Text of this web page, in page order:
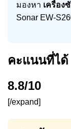
มองหา เครื่อง
Sonar EW-
คะแนนที่ได้
8.8/10
[/expand]